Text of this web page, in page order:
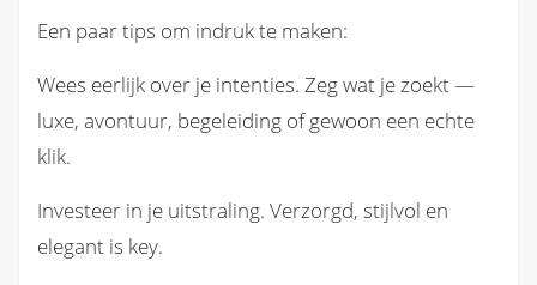
Een paar tips om indruk te maken:
Wees eerlijk over je intenties. Zeg wat je zoekt —
luxe, avontuur, begeleiding of gewoon een echte
klik.
Investeer in je uitstraling. Verzorgd, stijlvol en
elegant is key.